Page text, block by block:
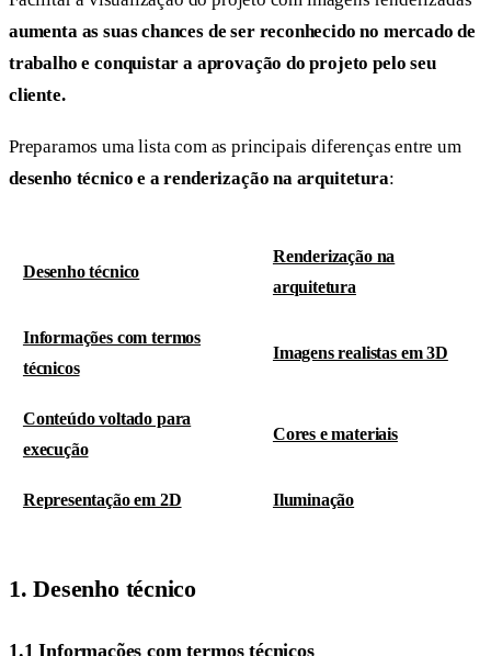
aumenta as suas chances de ser reconhecido no mercado de
trabalho e conquistar a aprovação do projeto pelo seu
cliente.
Preparamos uma lista com as principais diferenças entre um
desenho técnico e a renderização na arquitetura:
Desenho técnico
Renderização na
arquitetura
Informações com termos
técnicos
Imagens realistas em 3D
Conteúdo voltado para
execução
Cores e materiais
Representação em 2D Iluminação
1. Desenho técnico
1.1 Informações com termos técnicos